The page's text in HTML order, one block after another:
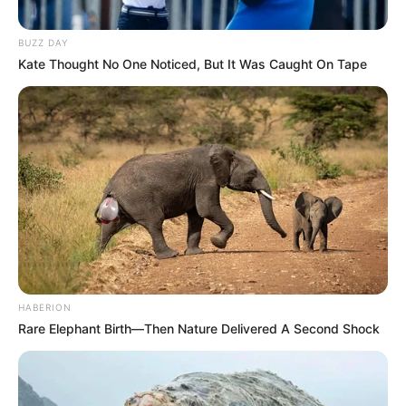
punta del iceberg de un verdadero desmadre
que se vivió en las entrañas de una de las
colonias más bravas de la periferia.
Aquí no venimos a dorarles la píldora. Aquí les
traemos la neta del planeta, el chisme caliente
pólvora quemada, cerveza derramada y miedo
BUZZ DAY
Kate Thought No One Noticed, But It Was Caught On Tape
HABERION
Rare Elephant Birth—Then Nature Delivered A Second Shock